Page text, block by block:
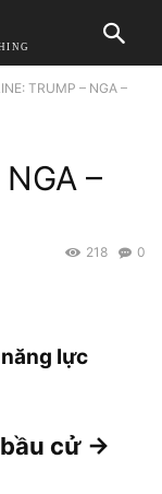
TRUMP – NGA –
–
0
218
lực
bầu cử →